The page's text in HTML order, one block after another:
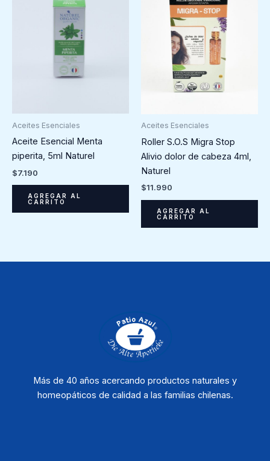
Aceites Esenciales
Aceite Esencial Menta
piperita, 5ml Naturel
$7.190
AGREGAR AL
CARRITO
Aceites Esenciales
Roller S.O.S Migra Stop
Alivio dolor de cabeza 4ml,
Naturel
$11.990
AGREGAR AL
CARRITO
Más de 40 años acercando productos naturales y
homeopáticos de calidad a las familias chilenas.